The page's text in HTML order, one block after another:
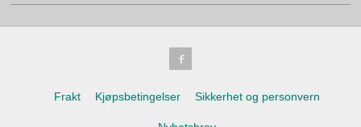
Frakt Kjøpsbetingelser Sikkerhet og personvern